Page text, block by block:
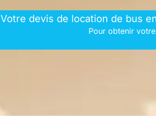
Votre devis de location de bus
Pour obtenir